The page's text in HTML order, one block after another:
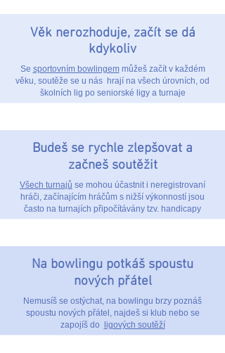
Věk nerozhoduje, začít se dá
kdykoliv
Se sportovním bowlingemmůžeš začít v každém
věku, soutěže se u nás hrají na všech úrovních, od
školních lig po seniorské ligy a turnaje
Budeš se rychle zlepšovat a
začneš soutěžit
Všech turnajů se mohou účastnit i neregistrovaní
hráči, začínajícím hráčům s nižší výkonností jsou
často na turnajích připočítávány tzv. handicapy
Na bowlingu potkáš spoustu
nových přátel
Nemusíš se ostýchat, na bowlingu brzy poznáš
spoustu nových přátel, najdeš si klub nebo se
zapojíš do
ligových soutěží